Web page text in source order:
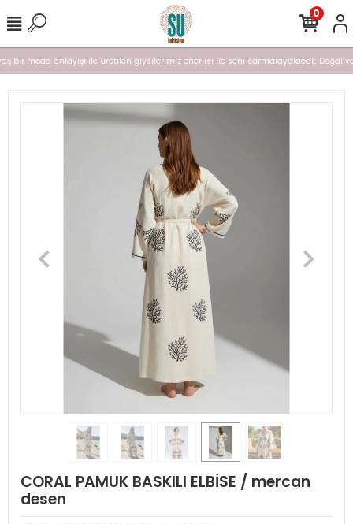
bir moda anlayışı ile üretilen giysilerimiz enerjisi ile seni sarmalayalacak.
0
CORAL PAMUK BASKILI ELBİSE / mercan
desen